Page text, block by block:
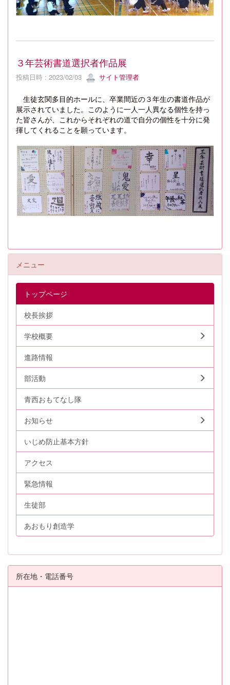
３年芸術書道選択者作品展
投稿日時 : 2023/02/03 サイト管理者
生徒玄関多目的ホールに、卒業間近の３年生の書道作品が
展示されていました。このように一人一人異なる個性を持っ
た皆さんが、これからそれぞれの道で自分の個性を十分に発
揮してくれることを願っています。
メニュー
トップページ
校長挨拶
学校概要
進路情報
部活動
青西おもてなし隊
お知らせ
いじめ防止基本方針
アクセス
緊急情報
生徒部
あおもり創造学
所在地・電話番号